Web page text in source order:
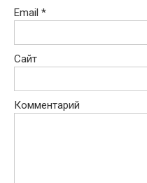
Email *
Сайт
Комментарий